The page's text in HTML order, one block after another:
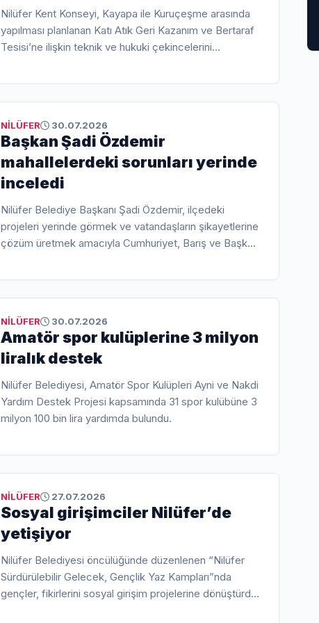
Nilüfer Kent Konseyi, Kayapa ile Kuruçeşme arasında
yapılması planlanan Katı Atık Geri Kazanım ve Bertaraf
Tesisi’ne ilişkin teknik ve hukuki çekincelerini
NİLÜFER 30.07.2026
Başkan Şadi Özdemir
mahallelerdeki sorunları yerinde
inceledi
Nilüfer Belediye Başkanı Şadi Özdemir, ilçedeki
projeleri yerinde görmek ve vatandaşların şikayetlerine
çözüm üretmek amacıyla Cumhuriyet, Barış ve Başköy
NİLÜFER 30.07.2026
Amatör spor kulüplerine 3 milyon
liralık destek
Nilüfer Belediyesi, Amatör Spor Kulüpleri Ayni ve Nakdi
Yardım Destek Projesi kapsamında 31 spor kulübüne 3
milyon 100 bin lira yardımda bulundu.
NİLÜFER 27.07.2026
Sosyal girişimciler Nilüfer’de
yetişiyor
Nilüfer Belediyesi öncülüğünde düzenlenen “Nilüfer
Sürdürülebilir Gelecek, Gençlik Yaz Kampları”nda
gençler, fikirlerini sosyal girişim projelerine dönüştürdü.